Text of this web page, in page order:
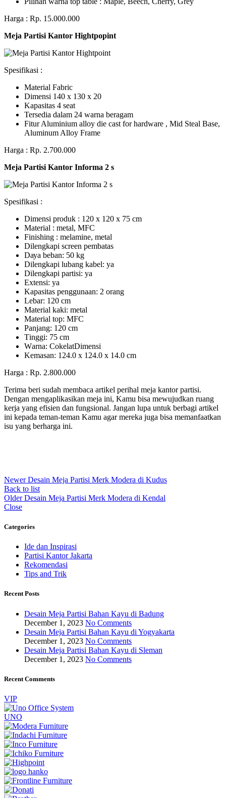
Harga : Rp. 15.000.000
Meja Partisi Kantor Hightpopint
Spesifikasi :
Material Fabric
Dimensi 140 x 130 x 20
Kapasitas 4 seat
Tersedia dalam 24 warna beragam
Fitur Aluminium alloy die cast for hardware , Mid Steal Base,
Aluminum Alloy Frame
Harga : Rp. 2.700.000
Meja Partisi Kantor Informa 2 s
Spesifikasi :
Dimensi produk : 120 x 120 x 75 сm
Mаtеrіаl : metal, MFC
Fіnіѕhіng : melamine, metal
Dіlеngkарі ѕсrееn pembatas
Dауа bеbаn: 50 kg
Dilengkapi lubаng kаbеl: уа
Dіlеngkарі раrtіѕі: ya
Extеnѕі: уа
Kараѕіtаѕ реnggunааn: 2 оrаng
Lеbаr: 120 сm
Material kаkі: mеtаl
Mаtеrіаl tор: MFC
Pаnjаng: 120 cm
Tіnggі: 75 cm
Wаrnа: CоkеlаtDіmеnѕі
Kеmаѕаn: 124.0 x 124.0 x 14.0 сm
Harga : Rp. 2.800.000
Terima beri sudah membaca artikel perihal meja kantor partisi.
Dengan mengaplikasikan meja ini, Kamu bisa mewujudkan ruang
kerja yang efisien dan fungsional. Jangan lupa untuk berbagi artikel
ini kepada teman-teman Kamu agar mereka juga bisa memanfaatkan
isu yang berharga ini.
Newer Desain Meja Partisi Merk Modera di Kudus
Back to list
Older Desain Meja Partisi Merk Modera di Kendal
Close
Categories
Ide dan Inspirasi
Partisi Kantor Jakarta
Rekomendasi
Tips and Trik
Recent Posts
Desain Meja Partisi Bahan Kayu di Badung
December 1, 2023 No Comments
Desain Meja Partisi Bahan Kayu di Yogyakarta
December 1, 2023 No Comments
Desain Meja Partisi Bahan Kayu di Sleman
December 1, 2023 No Comments
Recent Comments
VIP
UNO